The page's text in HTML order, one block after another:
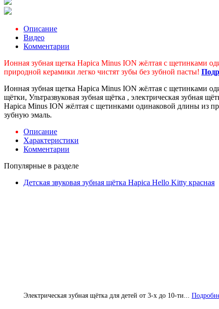
Описание
Видео
Комментарии
Ионная зубная щетка Hapica Minus ION жёлтая с щетинками
природной керамики легко чистят зубы без зубной пасты!
Ионная зубная щетка Hapica Minus ION жёлтая с щетинками
щётки, Ультразвуковая зубная щётка , электрическая зубная
Hapica Minus ION жёлтая с щетинками одинаковой длины из
зубную эмаль.
Описание
Характеристики
Комментарии
Популярные в разделе
Детская звуковая зубная щётка Hapica Hello Kitty красная
Электрическая зубная щётка для детей от 3-х до 10-ти...